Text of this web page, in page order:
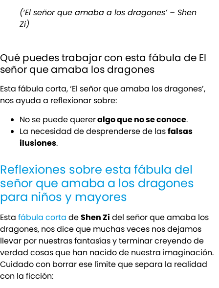
(‘El señor que amaba a los dragones’ – Shen
Zi)
Qué puedes trabajar con esta fábula de El
señor que amaba los dragones
Esta fábula corta, ‘El señor que amaba los dragones’,
nos ayuda a reflexionar sobre:
No se puede quereralgo que no se conoce.
La necesidad de desprenderse de lasfalsas
ilusiones.
Reflexiones sobre esta fábula del
señor que amaba a los dragones
para niños y mayores
Esta fábula corta deShen Zi del señor que amaba los
dragones, nos dice que muchas veces nos dejamos
llevar por nuestras fantasías y terminar creyendo de
verdad cosas que han nacido de nuestra imaginación.
Cuidado con borrar ese límite que separa la realidad
con la ficción: